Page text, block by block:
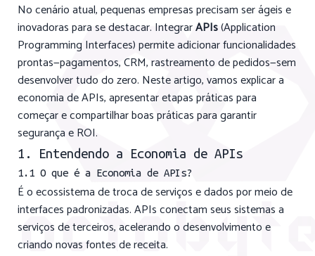
No cenário atual, pequenas empresas precisam ser ágeis e
inovadoras para se destacar. IntegrarAPIs(Application
Programming Interfaces) permite adicionar funcionalidades
prontas—pagamentos, CRM, rastreamento de pedidos—sem
desenvolver tudo do zero. Neste artigo, vamos explicar a
economia de APIs, apresentar etapas práticas para
começar e compartilhar boas práticas para garantir
segurança e ROI.
1. Entendendo a Economia de APIs
1.1 O que é a Economia de APIs?
É o ecossistema de troca de serviços e dados por meio de
interfaces padronizadas. APIs conectam seus sistemas a
serviços de terceiros, acelerando o desenvolvimento e
criando novas fontes de receita.